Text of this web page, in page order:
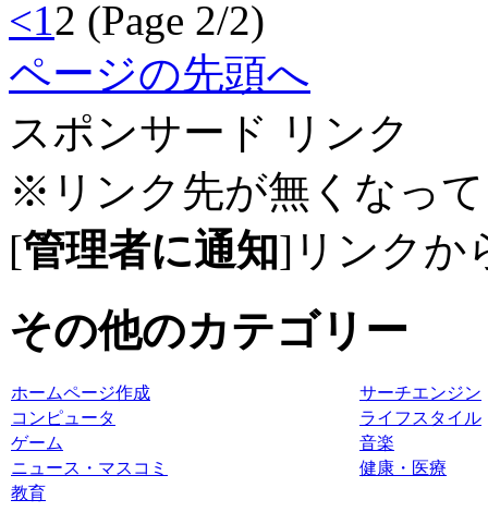
<12 (Page 2/2)
ページの先頭へ
スポンサード リンク
※リンク先が無くなっ
[管理者に通知]リンクか
その他のカテゴリー
ホームページ作成
サーチエンジン
コンピュータ
ライフスタイル
ゲーム
音楽
ニュース・マスコミ
健康・医療
教育